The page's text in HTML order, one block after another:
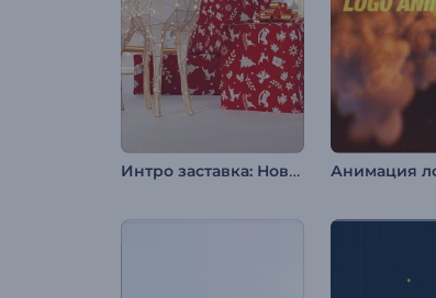
Интро заставка: Новогодняя атмосфера